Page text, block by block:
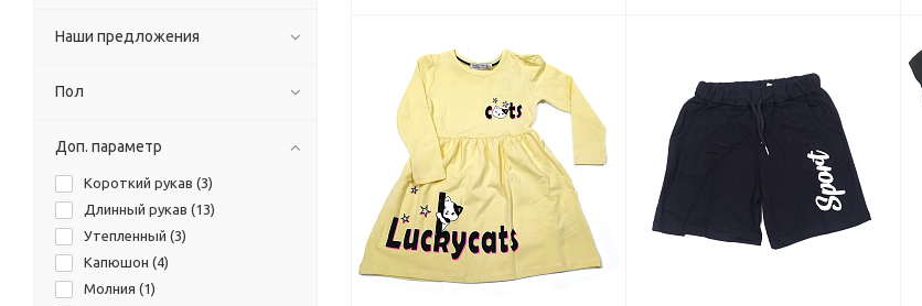
Наши предложения
Пол
Доп. параметр
Короткий рукав (3)
Длинный рукав (13)
Утепленный (3)
Капюшон (4)
Молния (1)